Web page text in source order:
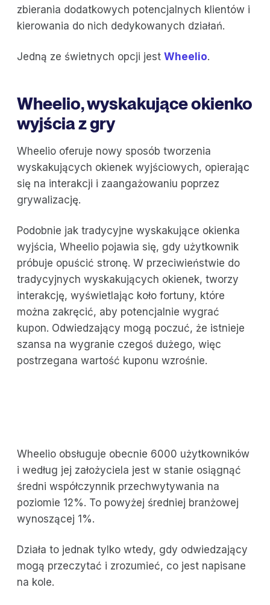
zbierania dodatkowych potencjalnych klientów i
kierowania do nich dedykowanych działań.
Jedną ze świetnych opcji jest Wheelio.
Wheelio, wyskakujące okienko
wyjścia z gry
Wheelio oferuje nowy sposób tworzenia
wyskakujących okienek wyjściowych, opierając
się na interakcji i zaangażowaniu poprzez
grywalizację.
Podobnie jak tradycyjne wyskakujące okienka
wyjścia, Wheelio pojawia się, gdy użytkownik
próbuje opuścić stronę. W przeciwieństwie do
tradycyjnych wyskakujących okienek, tworzy
interakcję, wyświetlając koło fortuny, które
można zakręcić, aby potencjalnie wygrać
kupon. Odwiedzający mogą poczuć, że istnieje
szansa na wygranie czegoś dużego, więc
postrzegana wartość kuponu wzrośnie.
Wheelio obsługuje obecnie 6000 użytkowników
i według jej założyciela jest w stanie osiągnąć
średni współczynnik przechwytywania na
poziomie 12%. To powyżej średniej branżowej
wynoszącej 1%.
Działa to jednak tylko wtedy, gdy odwiedzający
mogą przeczytać i zrozumieć, co jest napisane
na kole.